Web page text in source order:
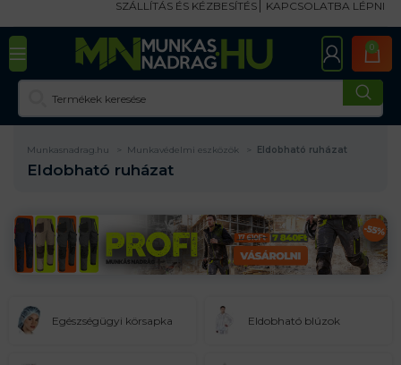
SZÁLLÍTÁS ÉS KÉZBESÍTÉS KAPCSOLATBA LÉPNI
0
Munkasnadrag.hu Munkavédelmi eszközök Eldobható ruházat
Eldobható ruházat
Egészségügyi körsapka Eldobható blúzok